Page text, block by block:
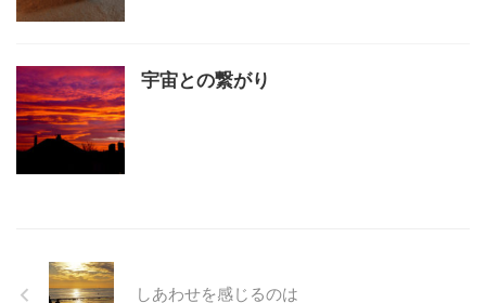
宇宙との繋がり
しあわせを感じるのは